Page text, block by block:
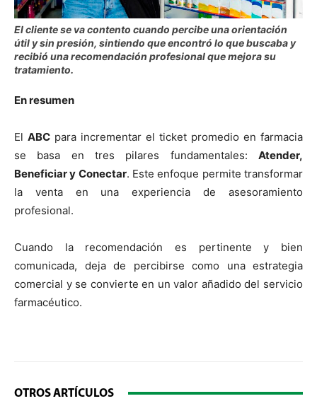
El cliente se va contento cuando percibe una orientación
útil y sin presión, sintiendo que encontró lo que buscaba y
recibió una recomendación profesional que mejora su
tratamiento.
En resumen
El ABC para incrementar el ticket promedio en farmacia
se basa en tres pilares fundamentales: Atender,
Beneficiar y Conectar. Este enfoque permite transformar
la venta en una experiencia de asesoramiento
profesional.
Cuando la recomendación es pertinente y bien
comunicada, deja de percibirse como una estrategia
comercial y se convierte en un valor añadido del servicio
farmacéutico.
OTROS ARTÍCULOS